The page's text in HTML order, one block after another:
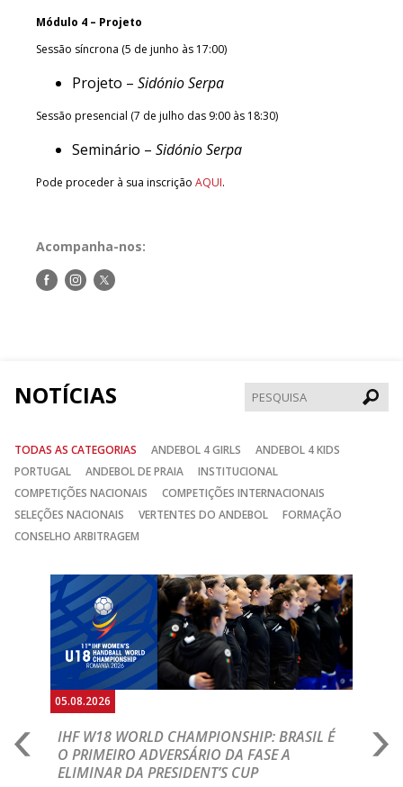
Módulo 4 – Projeto
Sessão síncrona (5 de junho às 17:00)
Projeto – Sidónio Serpa
Sessão presencial (7 de julho das 9:00 às 18:30)
Seminário – Sidónio Serpa
Pode proceder à sua inscrição AQUI.
Acompanha-nos:
Siga-Siga-Siga-
NOTÍCIAS
TODAS AS CATEGORIAS ANDEBOL 4 GIRLS
ANDEBOL 4 KIDS
PORTUGAL
ANDEBOL DE PRAIA
INSTITUCIONAL
COMPETIÇÕES NACIONAIS
COMPETIÇÕES INTERNACIONAIS
SELEÇÕES NACIONAIS
VERTENTES DO ANDEBOL
FORMAÇÃO
CONSELHO ARBITRAGEM
05.08.2026
IHF W18 WORLD CHAMPIONSHIP: BRASIL É
O PRIMEIRO ADVERSÁRIO DA FASE A
ELIMINAR DA PRESIDENT’S CUP
Anterior